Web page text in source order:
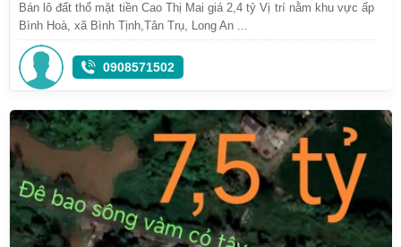
Bán lô đất thổ mặt tiền Cao Thị Mai giá 2,4 tỷ Vị trí nằm khu vực ấp
Bình Hoà, xã Bình Tịnh,Tân Trụ, Long An ...
0908571502